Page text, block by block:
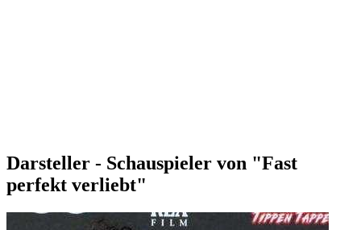
Darsteller - Schauspieler von "Fast
perfekt verliebt"